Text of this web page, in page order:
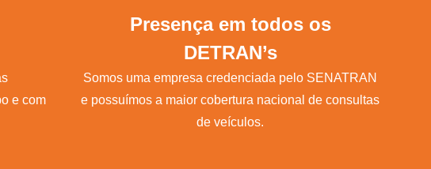
e com
Presença em todos os
DETRAN’s
Somos uma empresa credenciada pelo SENATRAN
e possuímos a maior cobertura nacional de consultas
de veículos.